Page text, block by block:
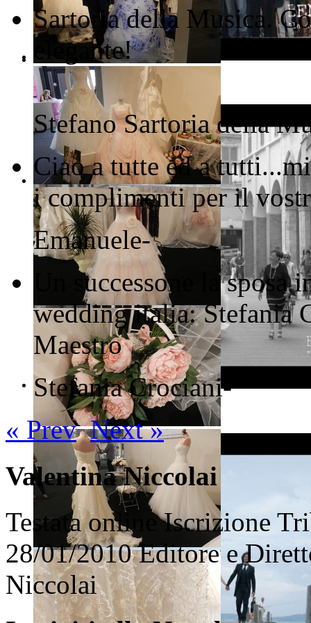
---
Sartoria della Musica.
elegante!
StefanoSartoria della
Ciao a tutte ed a
i complimenti per il
Emanuele-
Un successone la
wedding italia: Stefania
Maestro
Stefania Crociani-
« Prev Next »
Valentina Niccolai
Testata online Iscrizione
28/01/2010 Editore e
Niccolai